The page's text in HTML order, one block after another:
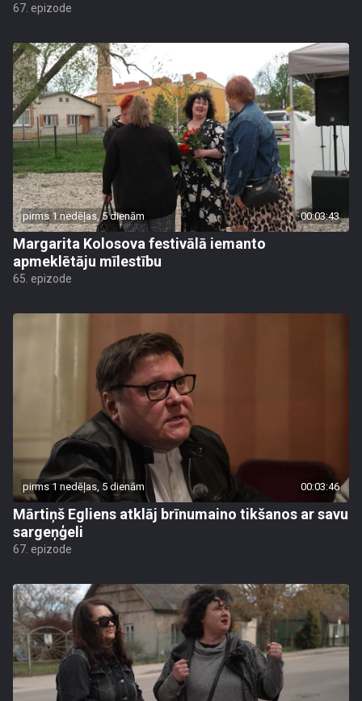
67. epizode
pirms 1 nedēļas, 5 dienām 00:03:43
Margarita Kolosova festivālā iemanto
apmeklētāju mīlestību
65. epizode
pirms 1 nedēļas, 5 dienām 00:03:46
Mārtiņš Egliens atklāj brīnumaino tikšanos ar savu
sargeņģeli
67. epizode